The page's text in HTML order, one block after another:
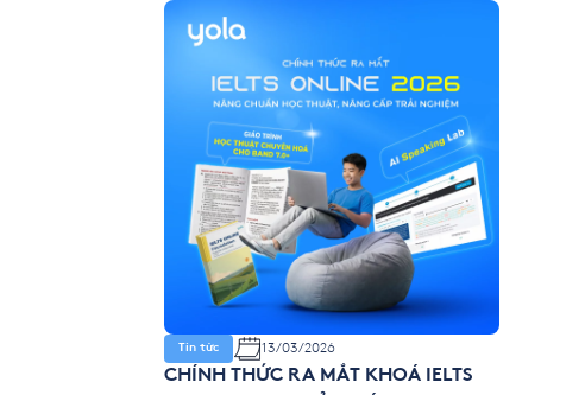
rộng nhằm mang môi trường học chuẩn
quốc tế và phương pháp giảng dạy hiện đại
Tin tức 13/03/2026
CHÍNH THỨC RA MẮT KHOÁ IELTS